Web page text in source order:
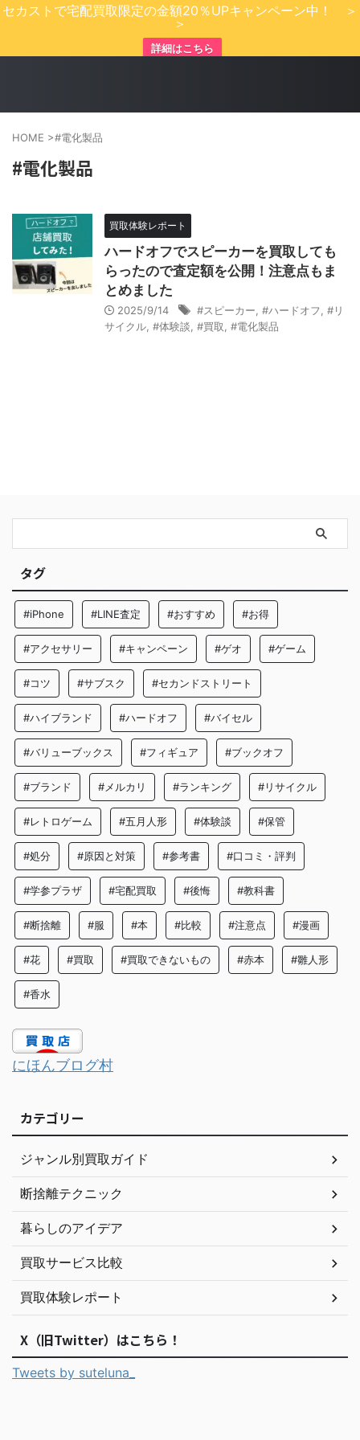
セカストで宅配買取限定の金額20％UPキャンペーン中！ ＞
＞
詳細はこちら
HOME >#電化製品
#電化製品
買取体験レポート
ハードオフでスピーカーを買取しても
らったので査定額を公開！注意点もま
とめました
2025/9/14 #スピーカー #ハードオフ #リ
サイクル #体験談 #買取 #電化製品
タグ
#iPhone #LINE査定 #おすすめ #お得
#アクセサリー #キャンペーン #ゲオ #ゲーム
#コツ #サブスク #セカンドストリート
#ハイブランド #ハードオフ #バイセル
#バリューブックス #フィギュア #ブックオフ
#ブランド #メルカリ #ランキング #リサイクル
#レトロゲーム #五月人形 #体験談 #保管
#処分 #原因と対策 #参考書 #口コミ・評判
#学参プラザ #宅配買取 #後悔 #教科書
#断捨離 #服 #本 #比較 #注意点 #漫画
#花 #買取 #買取できないもの #赤本 #雛人形
#香水
にほんブログ村
カテゴリー
ジャンル別買取ガイド
断捨離テクニック
暮らしのアイデア
買取サービス比較
買取体験レポート
X（旧Twitter）はこちら！
Tweets by suteluna_